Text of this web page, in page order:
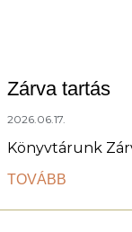
Zárva tartás
2026.06.17.
Könyvtárunk
TOVÁBB